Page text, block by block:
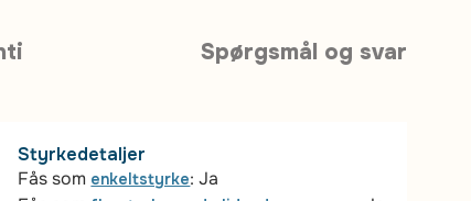
Spørgsmål og svar
Styrkedetaljer
Fås som enkeltstyrke: Ja